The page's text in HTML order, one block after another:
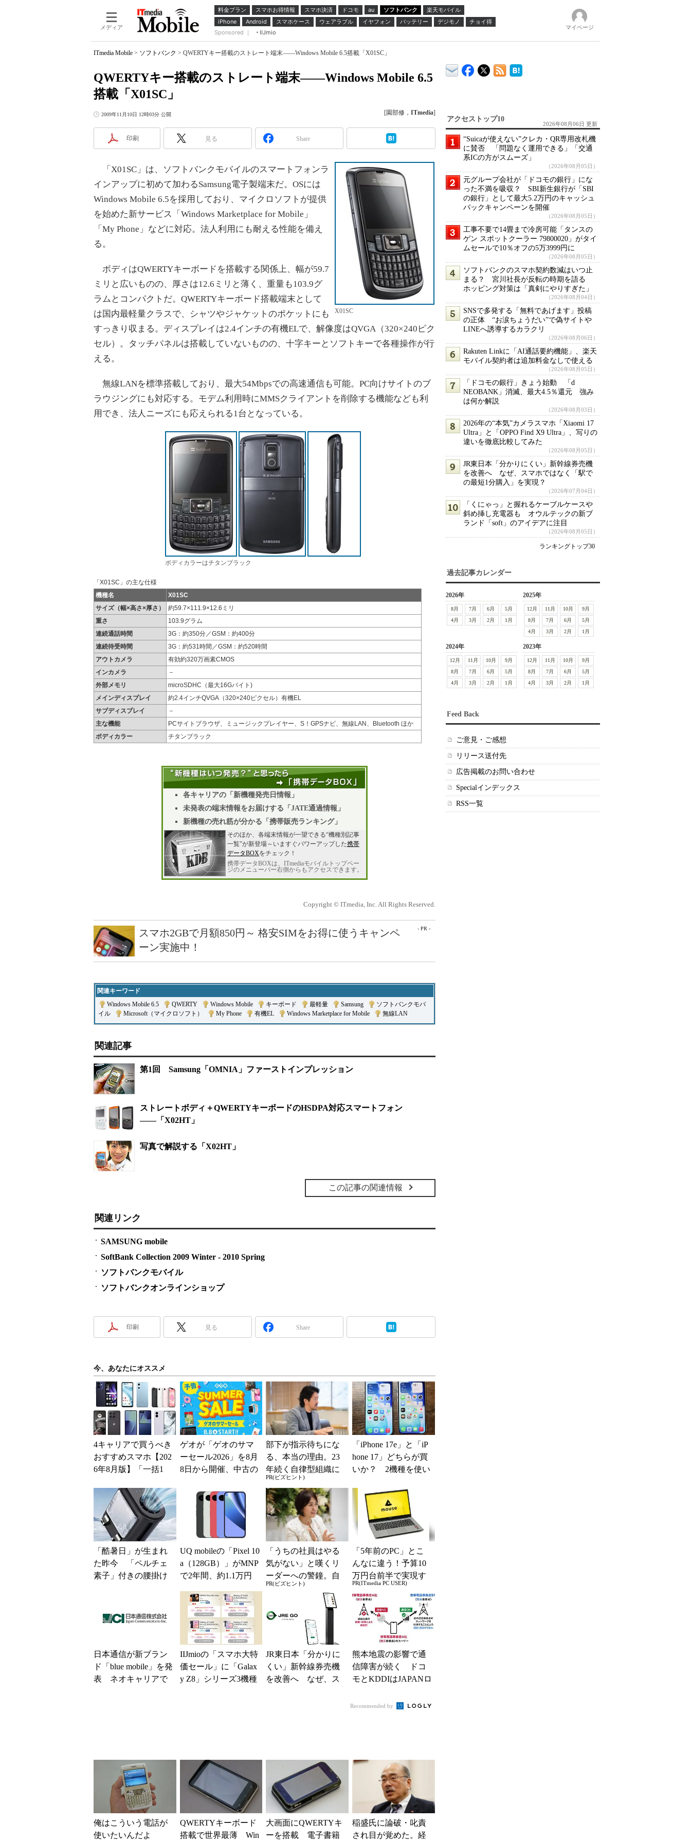
メディア
料金プラン スマホお得情報 スマホ決済 ドコモ au ソフトバンク
楽天モバイル
iPhone
Android スマホケース ウェアラブル イヤフォン バッテリー デジモノ
チョイ得
Sponsored ｜
IIJmio
マイページ
ITmedia Mobile > ソフトバンク > QWERTYキー搭載のストレート端末――Windows Mobile 6.5搭載「X01SC」
QWERTYキー搭載のストレート端末――Windows Mobile 6.5
搭載「X01SC」
2009年11月10日 12時03分 公開 [園部修， ITmedia]
印刷 見る Share
X01SC
「X01SC」は、ソフトバンクモバイルのスマートフォンラ
インアップに初めて加わるSamsung電子製端末だ。OSには
Windows Mobile 6.5を採用しており、マイクロソフトが提供
を始めた新サービス「Windows Marketplace for Mobile」
「My Phone」などに対応。法人利用にも耐える性能を備え
る。
ボディはQWERTYキーボードを搭載する関係上、幅が59.7
ミリと広いものの、厚さは12.6ミリと薄く、重量も103.9グ
ラムとコンパクトだ。QWERTYキーボード搭載端末として
は国内最軽量クラスで、シャツやジャケットのポケットにも
すっきり収まる。ディスプレイは2.4インチの有機ELで、解像度はQVGA（320×240ピク
セル）。タッチパネルは搭載していないものの、十字キーとソフトキーで各種操作が行
える。
無線LANを標準搭載しており、最大54Mbpsでの高速通信も可能。PC向けサイトのブ
ラウジングにも対応する。モデム利用時にMMSクライアントを削除する機能なども利
用でき、法人ニーズにも応えられる1台となっている。
ボディカラーはチタンブラック
「X01SC」の主な仕様
機種名
X01SC
サイズ（幅×高さ×厚さ）
約59.7×111.9×12.6ミリ
重さ
103.9グラム
連続通話時間
3G：約350分／GSM：約400分
連続待受時間
3G：約531時間／GSM：約520時間
アウトカメラ
有効約320万画素CMOS
インカメラ
－
外部メモリ
microSDHC（最大16Gバイト)
メインディスプレイ
約2.4インチQVGA（320×240ピクセル）有機EL
サブディスプレイ
－
主な機能
PCサイトブラウザ、ミュージックプレイヤー、S！GPSナビ、無線LAN、Bluetooth ほか
ボディカラー
チタンブラック
各キャリアの「新機種発売日情報」
未発表の端末情報をお届けする「JATE通過情報」
新機種の売れ筋が分かる「携帯販売ランキング」
そのほか、各端末情報が一望できる“機種別記事
一覧”が新登場～いますぐパワーアップした携帯
データBOXをチェック！
携帯データBOXは、ITmediaモバイルトップペー
ジのメニューバー右側からもアクセスできます。
Copyright © ITmedia, Inc. All Rights Reserved.
- PR -
スマホ2GBで月額850円～ 格安SIMをお得に使うキャンペ
ーン実施中！
関連キーワード
Windows Mobile 6.5
QWERTY Windows Mobile キーボード 最軽量 Samsung
ソフトバンクモバ
イル
Microsoft（マイクロソフト） My Phone 有機EL Windows Marketplace for Mobile 無線LAN
関連記事
第1回 Samsung「OMNIA」ファーストインプレッション
ストレートボディ＋QWERTYキーボードのHSDPA対応スマートフォン
――「X02HT」
写真で解説する「X02HT」
この記事の関連情報
関連リンク
SAMSUNG mobile
SoftBank Collection 2009 Winter - 2010 Spring
ソフトバンクモバイル
ソフトバンクオンラインショップ
印刷 見る Share
今、あなたにオススメ
4キャリアで買うべき
おすすめスマホ【202
6年8月版】「一括1
得なiPhone／...
ゲオが「ゲオのサマ
ーセール2026」を8月
8日から開催、中古の
部下が指示待ちにな
る、本当の理由。23
年続く自律型組織に
共通する「3つの要
素」
PR(ビズヒント)
「iPhone 17e」と「iP
hone 17」どちらが買
いか？ 2機種を使い
ッ...
「酷暑日」が生まれ
た昨今 「ペルチェ
素子」付きの腰掛け
UQ mobileの「Pixel 10
a（128GB）」がMNP
で2年間、約1.1万円
「うちの社員はやる
気がない」と嘆くリ
ーダーへの警鐘。自
律型組織をつくる前
に外せない、たった
一つの順番
PR(ビズヒント)
「5年前のPC」とこ
んなに違う！予算10
万円台前半で実現す
る快適PCライフ
PR(ITmedia PC USER)
日本通信が新ブラン
ド「blue mobile」を発
表 ネオキャリアで
IIJmioの「スマホ大特
価セール」に「Galax
y Z8」シリーズ3機種
JR東日本「分かりに
くい」新幹線券売機
を改善へ なぜ、ス
熊本地震の影響で通
信障害が続く ドコ
モとKDDIはJAPANロ
無料Wi-Fi「00...
Recommended by
俺はこういう電話が
使いたいんだよ
QWERTYキーボード
搭載で世界最薄 Win
大画面にQWERTYキ
ーを搭載 電子書籍
稲盛氏に論破・叱責
され目が覚めた。経
アクセストップ10
2026年08月06日 更新
“Suicaが使えない”クレカ・QR専用改札機
に賛否 「問題なく運用できる」「交通
系ICの方がスムーズ」
（2026年08月05日）
元グループ会社が「ドコモの銀行」にな
った不満を吸収？ SBI新生銀行が「SBI
の銀行」として最大5.2万円のキャッシュ
バックキャンペーンを開催
（2026年08月05日）
工事不要で14畳まで冷房可能「タンスの
ゲン スポットクーラー 79800020」がタイ
ムセールで10％オフの5万3999円に
（2026年08月05日）
ソフトバンクのスマホ契約数減はいつ止
まる？ 宮川社長が反転の時期を語る
ホッピング対策は「真剣にやりすぎた」
（2026年08月04日）
SNSで多発する「無料であげます」投稿
の正体 “お涙ちょうだい”で偽サイトや
LINEへ誘導するカラクリ
（2026年08月06日）
Rakuten Linkに「AI通話要約機能」、楽天
モバイル契約者は追加料金なしで使える
（2026年08月05日）
「ドコモの銀行」きょう始動 「d
NEOBANK」消滅、最大4.5％還元 強み
は何か解説
（2026年08月03日）
2026年の“本気”カメラスマホ「Xiaomi 17
Ultra」と「OPPO Find X9 Ultra」、写りの
違いを徹底比較してみた
（2026年08月05日）
JR東日本「分かりにくい」新幹線券売機
を改善へ なぜ、スマホではなく「駅で
の最短1分購入」を実現？
（2026年07月04日）
「くにゃっ」と握れるケーブルケースや
斜め挿し充電器も オウルテックの新ブ
ランド「soft」のアイデアに注目
（2026年08月05日）
ランキングトップ30
過去記事カレンダー
2026年
8月 7月 6月
5月
4月
3月 2月 1月
2025年
12月 11月 10月
9月
8月
7月 6月
5月
4月
3月 2月 1月
2024年
12月 11月 10月
9月
8月
7月 6月
5月
4月
3月 2月 1月
2023年
12月 11月 10月
9月
8月
7月 6月
5月
4月
3月 2月 1月
Feed Back
ご意見・ご感想
リリース送付先
広告掲載のお問い合わせ
Specialインデックス
RSS一覧